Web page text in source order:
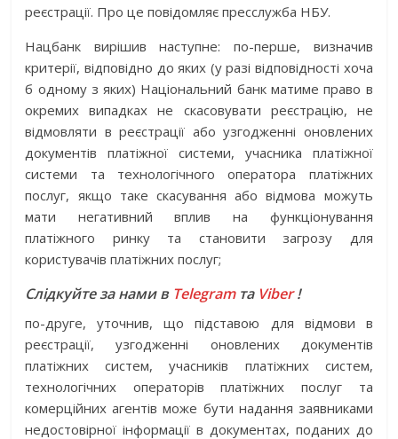
реєстрації. Про це повідомляє пресслужба НБУ.
Нацбанк вирішив наступне: по-перше, визначив
критерії, відповідно до яких (у разі відповідності хоча
б одному з яких) Національний банк матиме право в
окремих випадках не скасовувати реєстрацію, не
відмовляти в реєстрації або узгодженні оновлених
документів платіжної системи, учасника платіжної
системи та технологічного оператора платіжних
послуг, якщо таке скасування або відмова можуть
мати негативний вплив на функціонування
платіжного ринку та становити загрозу для
користувачів платіжних послуг;
Слідкуйте за нами в Telegramта Viber!
по-друге, уточнив, що підставою для відмови в
реєстрації, узгодженні оновлених документів
платіжних систем, учасників платіжних систем,
технологічних операторів платіжних послуг та
комерційних агентів може бути надання заявниками
недостовірної інформації в документах, поданих до